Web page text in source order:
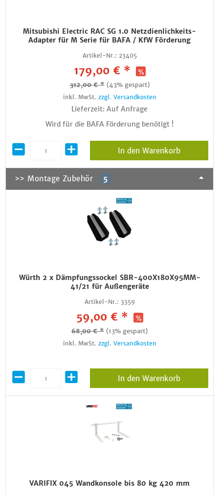
Mitsubishi Electric RAC SG 1.0 Netzdienlichkeits-
Adapter für M Serie für BAFA / KfW Förderung
Artikel-Nr.: 23405
179,00 € *
312,00 € * (43% gespart)
inkl. MwSt. zzgl. Versandkosten
Lieferzeit: Auf Anfrage
Wird für die BAFA Förderung benötigt !
In den Warenkorb
>> Montage Zubehör 5
Würth 2 x Dämpfungssockel SBR-400X180X95MM-
41/21 für Außengeräte
Artikel-Nr.: 3359
59,00 € *
68,00 € * (13% gespart)
inkl. MwSt. zzgl. Versandkosten
In den Warenkorb
VARIFIX 045 Wandkonsole bis 80 kg 420 mm